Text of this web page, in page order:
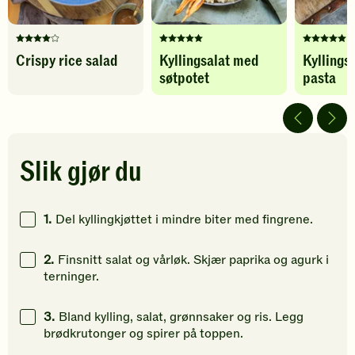
Denne
oppskriften
stjerner.
Klikk
å
gi
vurdering.
Crispy rice salad
Denne
oppskriften
har
fått
gi
vurdering.
Kyllingsalat med
søtpotet
Denne
har
fått
5
av
gi
pasta
Slik gjør du
1. Del kyllingkjøttet i mindre biter med fingrene.
2. Finsnitt salat og vårløk. Skjær paprika og agurk i
terninger.
3. Bland kylling, salat, grønnsaker og ris. Legg
brødkrutonger og spirer på toppen.